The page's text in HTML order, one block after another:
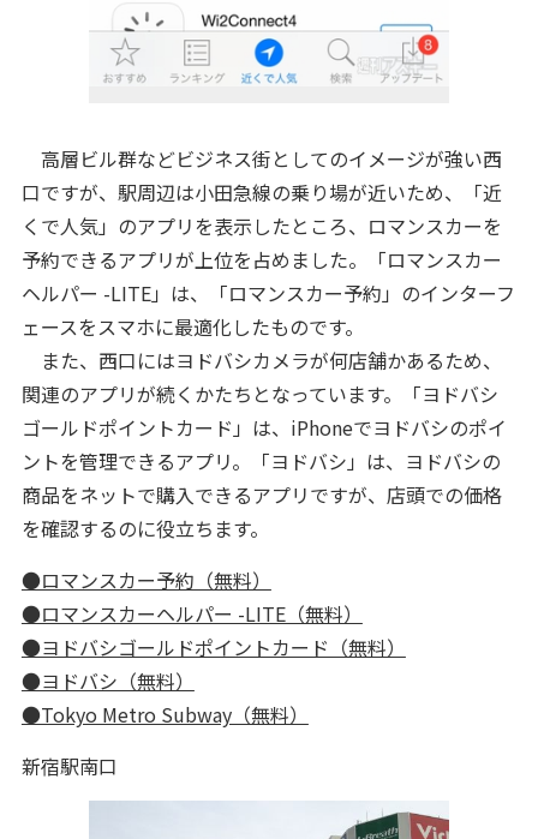
高層ビル群などビジネス街としてのイメージが強い西
口ですが、駅周辺は小田急線の乗り場が近いため、「近
くで人気」のアプリを表示したところ、ロマンスカーを
予約できるアプリが上位を占めました。「ロマンスカー
ヘルパー -LITE」は、「ロマンスカー予約」のインターフ
ェースをスマホに最適化したものです。
また、西口にはヨドバシカメラが何店舗かあるため、
関連のアプリが続くかたちとなっています。「ヨドバシ
ゴールドポイントカード」は、iPhoneでヨドバシのポイ
ントを管理できるアプリ。「ヨドバシ」は、ヨドバシの
商品をネットで購入できるアプリですが、店頭での価格
を確認するのに役立ちます。
●ロマンスカー予約（無料）
●ロマンスカーヘルパー -LITE（無料）
●ヨドバシゴールドポイントカード（無料）
●ヨドバシ（無料）
●Tokyo Metro Subway（無料）
新宿駅南口